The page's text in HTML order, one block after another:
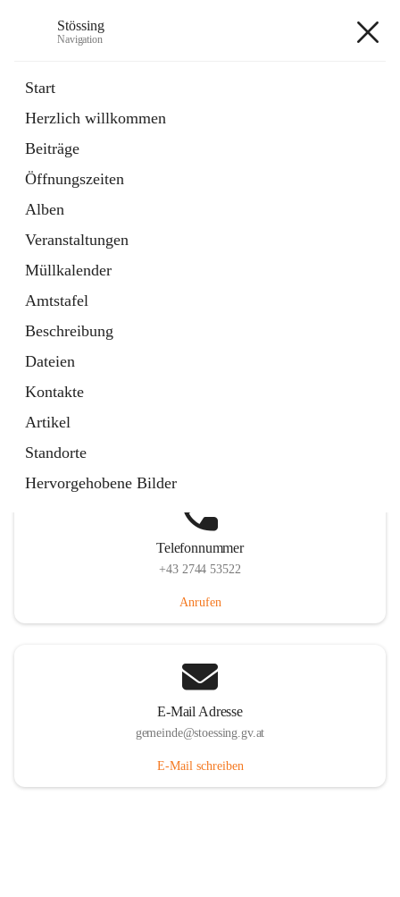
Stössing
Navigation
Start
Herzlich willkommen
Beiträge
Öffnungszeiten
Alben
Veranstaltungen
Müllkalender
Amtstafel
Beschreibung
Dateien
Kontakte
Artikel
Standorte
Hervorgehobene Bilder
Datei
in
Tab
Kindergarten
öffnet
in
neuem
Tab
Telefonnummer
+43 2744 53522
Anrufen
E-Mail Adresse
gemeinde@stoessing.gv.at
E-Mail schreiben